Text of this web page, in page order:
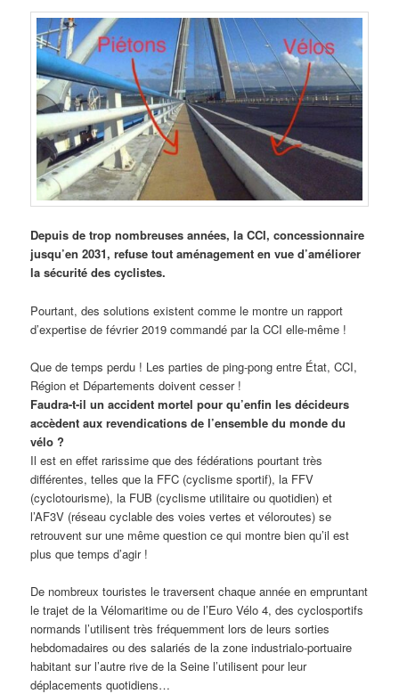
Depuis de trop nombreuses années, la CCI, concessionnaire
jusqu’en 2031, refuse tout aménagement en vue d’améliorer
la sécurité des cyclistes.
Pourtant, des solutions existent comme le montre un rapport
d’expertise de février 2019 commandé par la CCI elle-même !
Que de temps perdu ! Les parties de ping-pong entre État, CCI,
Région et Départements doivent cesser !
Faudra-t-il un accident mortel pour qu’enfin les décideurs
accèdent aux revendications de l’ensemble du monde du
vélo ?
Il est en effet rarissime que des fédérations pourtant très
différentes, telles que la FFC (cyclisme sportif), la FFV
(cyclotourisme), la FUB (cyclisme utilitaire ou quotidien) et
l’AF3V (réseau cyclable des voies vertes et véloroutes) se
retrouvent sur une même question ce qui montre bien qu’il est
plus que temps d’agir !
De nombreux touristes le traversent chaque année en empruntant
le trajet de la Vélomaritime ou de l’Euro Vélo 4, des cyclosportifs
normands l’utilisent très fréquemment lors de leurs sorties
hebdomadaires ou des salariés de la zone industrialo-portuaire
habitant sur l’autre rive de la Seine l’utilisent pour leur
déplacements quotidiens…